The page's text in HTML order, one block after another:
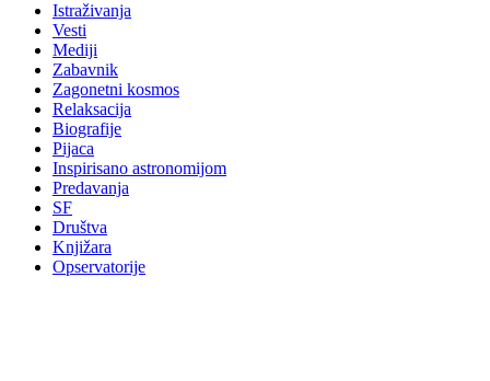
Istraživanja
Vesti
Mediji
Zabavnik
Zagonetni kosmos
Relaksacija
Biografije
Pijaca
Inspirisano astronomijom
Predavanja
SF
Društva
Knjižara
Opservatorije